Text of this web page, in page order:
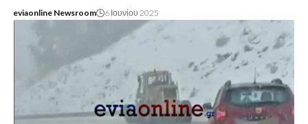
eviaonline Newsroom 6 Ιουνίου 2025